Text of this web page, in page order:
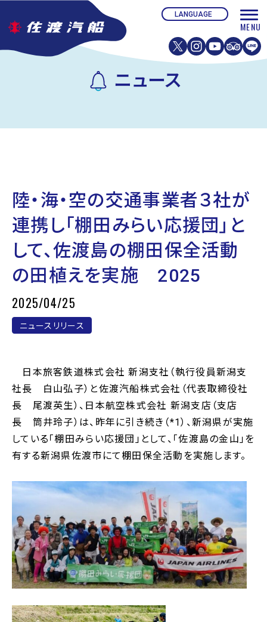
ニュース
陸・海・空の交通事業者３社が
連携し「棚田みらい応援団」と
して、佐渡島の棚田保全活動
の田植えを実施 2025
2025/04/25
ニュースリリース
日本旅客鉄道株式会社 新潟支社（執行役員新潟支
社長 白山弘子）と佐渡汽船株式会社（代表取締役社
長 尾渡英生）、日本航空株式会社 新潟支店（支店
長 筒井玲子）は、昨年に引き続き（*1）、新潟県が実施
している「棚田みらい応援団」として、「佐渡島の金山」を
有する新潟県佐渡市にて棚田保全活動を実施します。